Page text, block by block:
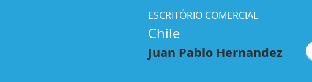
ESCRITÓRIO COMERCIAL
Chile
Juan Pablo Hernandez